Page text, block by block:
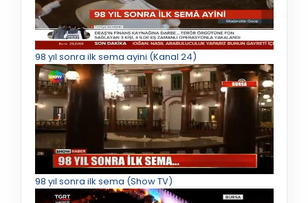
98 yıl sonra ilk sema ayini (Kanal 24)
98 yıl sonra ilk sema (Show TV)